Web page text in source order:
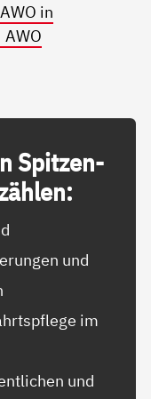
in
AWO
Spit­zen­
und
im
und